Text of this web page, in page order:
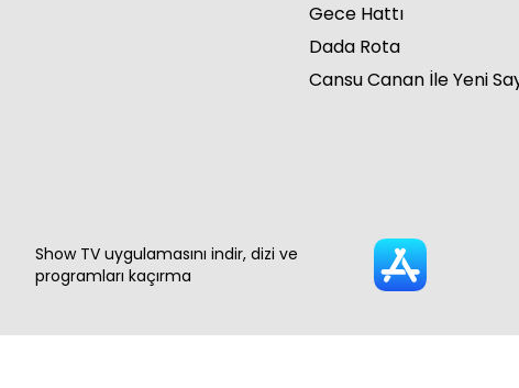
Gece Hattı
Dada Rota
Cansu Canan İle Yeni
Show TV uygulamasını indir, dizi ve
programları kaçırma